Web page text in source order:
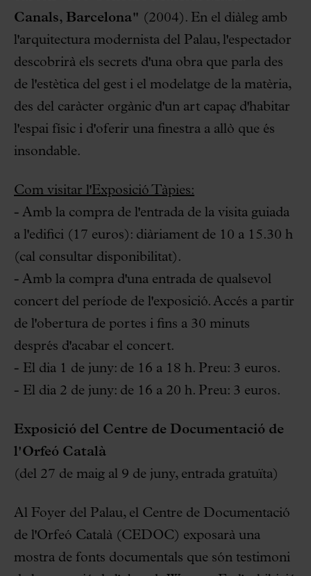
Canals, Barcelona" (2004). En el diàleg amb
l'arquitectura modernista del Palau, l'espectador
descobrirà els secrets d'una obra que parla des
de l'estètica del gest i el modelatge de la matèria,
des del caràcter orgànic d'un art capaç d'habitar
l'espai físic i d'oferir una finestra a allò que és
insondable.
Com visitar l'Exposició Tàpies:
- Amb la compra de l'entrada de la visita guiada
a l'edifici (17 euros): diàriament de 10 a 15.30 h
(cal consultar disponibilitat).
- Amb la compra d'una entrada de qualsevol
concert del període de l'exposició. Accés a partir
de l'obertura de portes i fins a 30 minuts
després d'acabar el concert.
- El dia 1 de juny: de 16 a 18 h. Preu: 3 euros.
- El dia 2 de juny: de 16 a 20 h. Preu: 3 euros.
Exposició del Centre de Documentació de
l'Orfeó Català
(del 27 de maig al 9 de juny, entrada gratuïta)
Al Foyer del Palau, el Centre de Documentació
de l'Orfeó Català (CEDOC) exposarà una
mostra de fonts documentals que són testimoni